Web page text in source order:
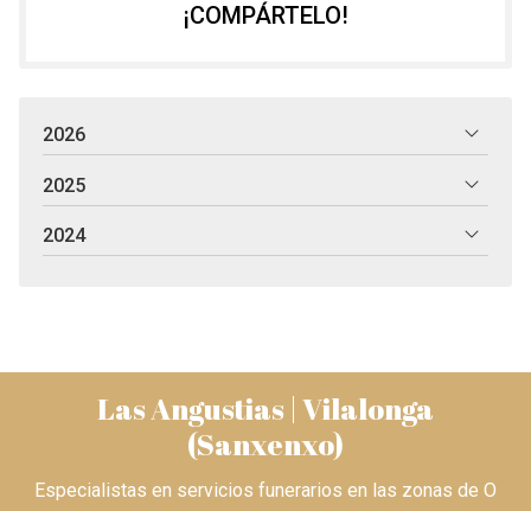
¡COMPÁRTELO!
2026
2025
2024
Las Angustias | Vilalonga
(Sanxenxo)
Especialistas en servicios funerarios en las zonas de O